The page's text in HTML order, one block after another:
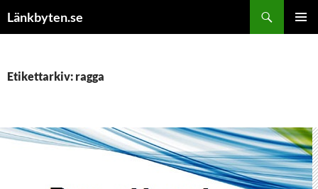
tillLänkbyten.se
Etikettarkiv: ragga